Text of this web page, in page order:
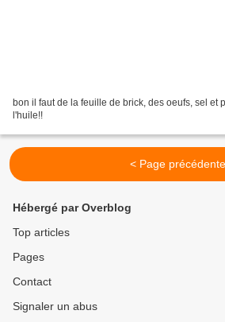
bon il faut de la feuille de brick, des oeufs, sel et
l'huile!!
< Page précédente
Hébergé par Overblog
Top articles
Pages
Contact
Signaler un abus